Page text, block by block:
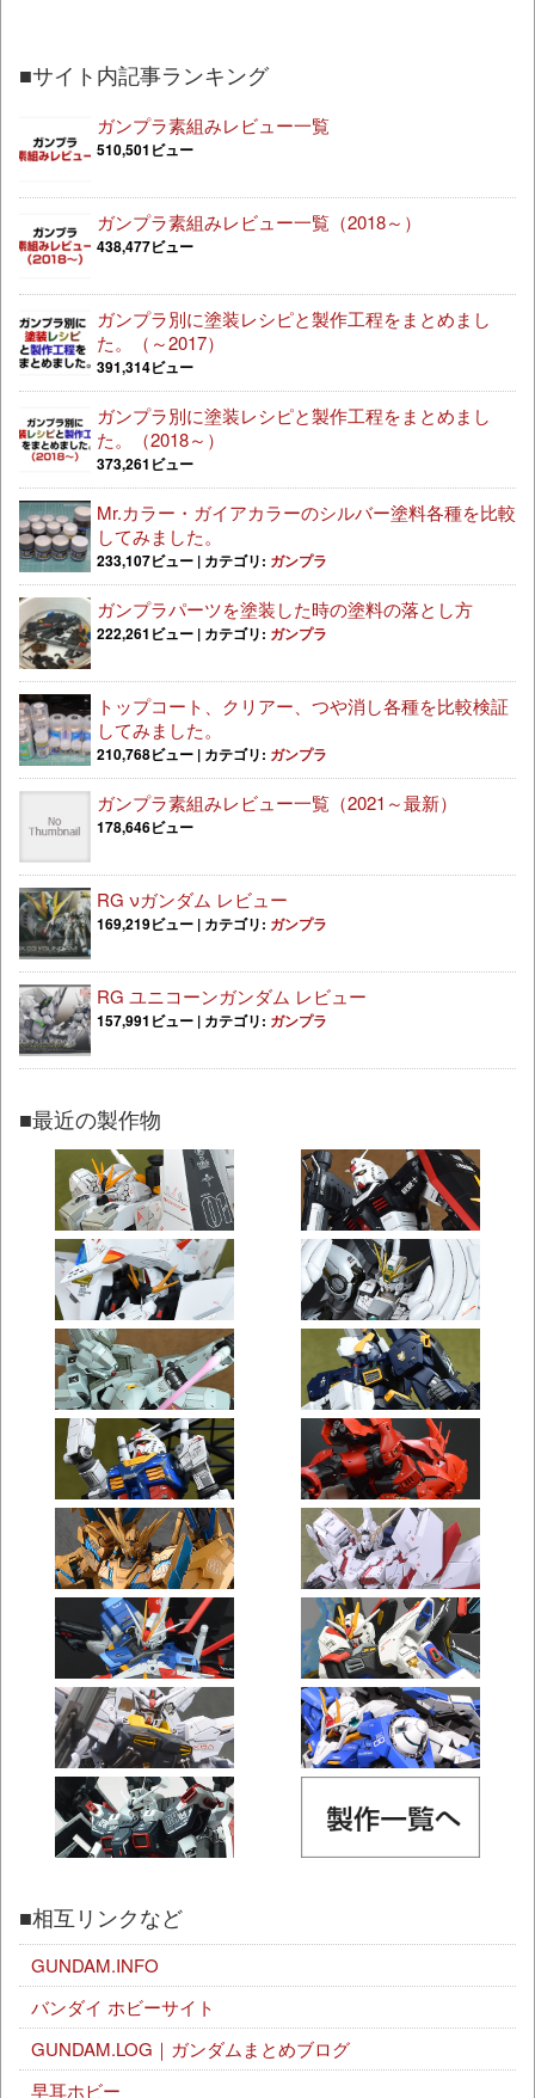
■サイト内記事ランキング
ガンプラ素組みレビュー一覧
510,501ビュー
ガンプラ素組みレビュー一覧（2018～）
438,477ビュー
ガンプラ別に塗装レシピと製作工程をまとめまし
た。（～2017）
391,314ビュー
ガンプラ別に塗装レシピと製作工程をまとめまし
た。（2018～）
373,261ビュー
Mr.カラー・ガイアカラーのシルバー塗料各種を比較
してみました。
233,107ビュー | カテゴリ: ガンプラ
ガンプラパーツを塗装した時の塗料の落とし方
222,261ビュー | カテゴリ: ガンプラ
トップコート、クリアー、つや消し各種を比較検証
してみました。
210,768ビュー | カテゴリ: ガンプラ
ガンプラ素組みレビュー一覧（2021～最新）
178,646ビュー
RG νガンダム レビュー
169,219ビュー | カテゴリ: ガンプラ
RG ユニコーンガンダム レビュー
157,991ビュー | カテゴリ: ガンプラ
■最近の製作物
■相互リンクなど
GUNDAM.INFO
バンダイ ホビーサイト
GUNDAM.LOG｜ガンダムまとめブログ
早耳ホビー